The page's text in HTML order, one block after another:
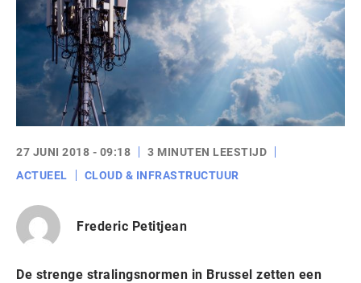
27 JUNI 2018 - 09:18
3 MINUTEN LEESTIJD
ACTUEEL
CLOUD & INFRASTRUCTUUR
Frederic Petitjean
De strenge stralingsnormen in Brussel zetten een